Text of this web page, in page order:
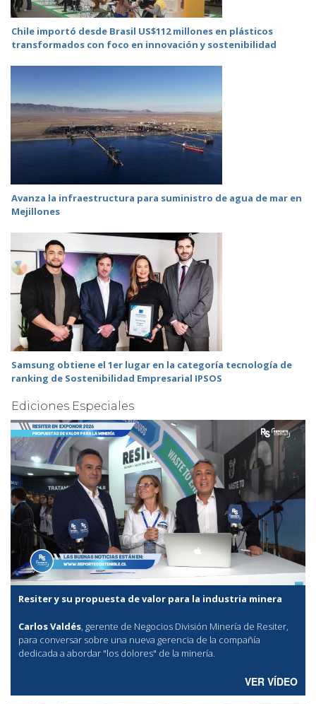
Chile importó desde Brasil US$112 millones en plásticos
transformados con foco en innovación y sostenibilidad
Avanza la infraestructura para suministro de agua de mar en
Mejillones
Samsung obtiene el 1er lugar en la categoría tecnología de
ranking de Sostenibilidad Empresarial IPSOS
Ediciones Especiales
Resiter y su propuesta de valor para la industria minera
Carlos Valdés, gerente de Negocios División Minería de Resiter,
para conversar sobre una nueva gerencia de la compañía
dedicada a abordar "los dolores" de la minería.
VER VÍDEO